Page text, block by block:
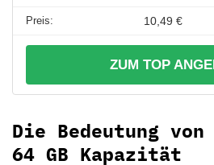
10,49 €
ZUM TOP
Die Bedeutung von
64 GB Kapazität